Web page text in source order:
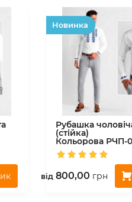
Hовинка
Рубашка
(стійка)
Кольорова РЧП-
вiд 800,00 грн